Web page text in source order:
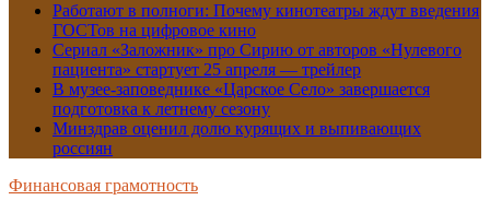
Работают в полноги: Почему кинотеатры ждут введения
ГОСТов на цифровое кино
Сериал «Заложник» про Сирию от авторов «Нулевого
пациента» стартует 25 апреля — трейлер
В музее-заповеднике «Царское Село» завершается
подготовка к летнему сезону
Минздрав оценил долю курящих и выпивающих
россиян
Финансовая грамотность